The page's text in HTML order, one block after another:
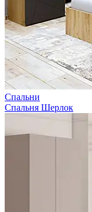
Спальни
Спальня Шерлок